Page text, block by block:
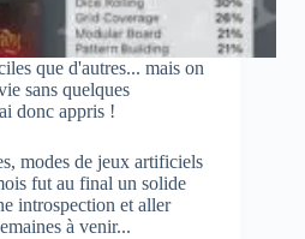
que d'autres... mais on
sans quelques
donc appris !
modes de jeux artificiels
fut au final un solide
introspection et aller
à venir...